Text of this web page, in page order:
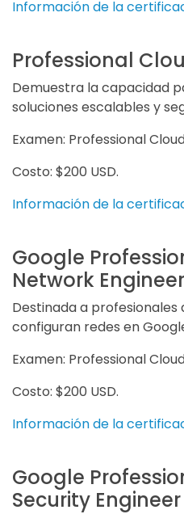
Información de la
Professional
Demuestra la capacidad
soluciones escalables y
Examen: Professional
Costo: $200 USD.
Información de la
Google
Network Engineer
Destinada a profesionales
configuran redes en
Examen: Professional
Costo: $200 USD.
Información de la
Google
Security Engineer